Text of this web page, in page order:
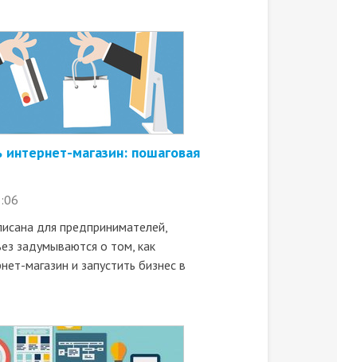
интернет-магазин: пошаговая
для предпринимателей,
задумываются о том, как
магазин и запустить бизнес в